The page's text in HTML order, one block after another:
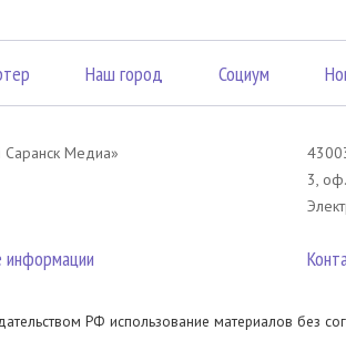
Наш город Социум
Mедиа»
информации
3,
РФ использование материалов без